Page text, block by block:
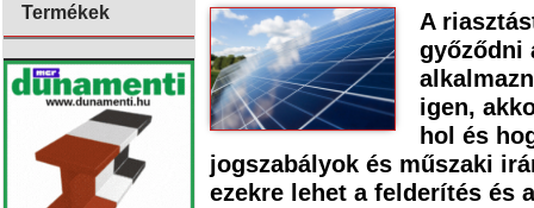
Termékek
A
győződni
igen,
hol és
jogszabályok és műszaki
ezekre lehet a felderítés és